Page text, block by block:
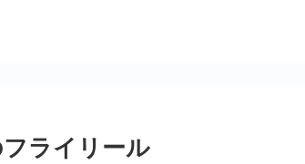
フライリール